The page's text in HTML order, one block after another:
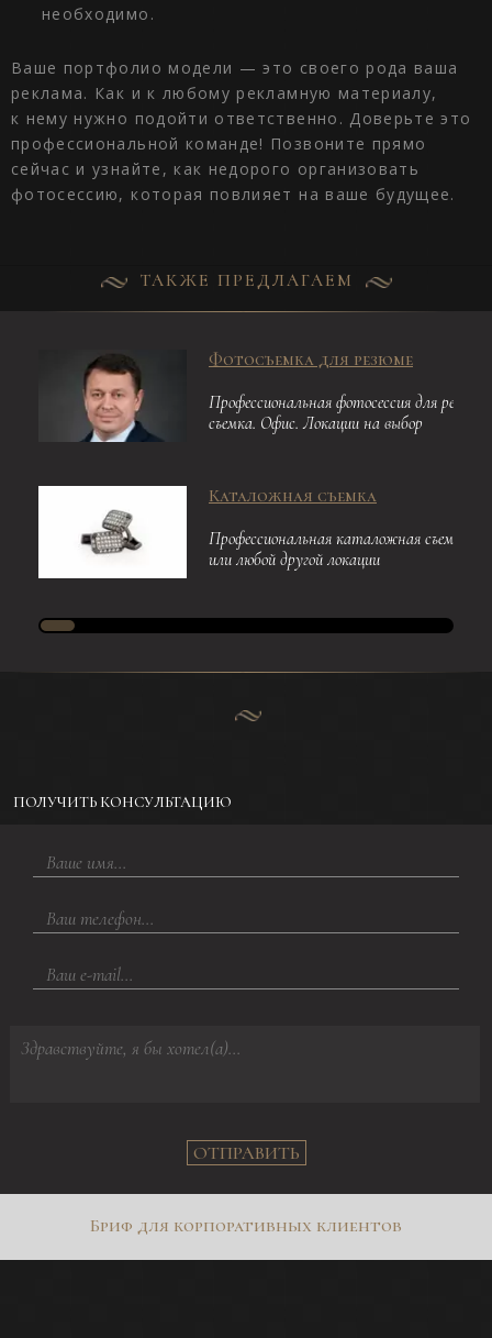
необходимо.
Ваше портфолио модели — это своего рода ваша
реклама. Как и к любому рекламную материалу,
к нему нужно подойти ответственно. Доверьте это
профессиональной команде! Позвоните прямо
сейчас и узнайте, как недорого организовать
фотосессию, которая повлияет на ваше будущее.
ТАКЖЕ ПРЕДЛАГАЕМ
Фотосъемка для резюме
Профессиональная фотосессия для
съемка. Офис. Локации на выбор
Каталожная съемка
Профессиональная каталожная съемка в
или любой другой локации
ПОЛУЧИТЬ КОНСУЛЬТАЦИЮ
ОТПРАВИТЬ
Бриф для корпоративных клиентов